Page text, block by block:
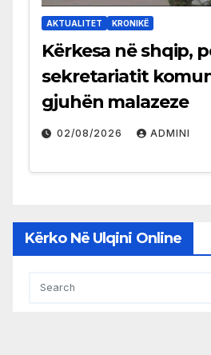
AKTUALITET KRONIKË
Kërkesa në shqip,
sekretariatit
gjuhën malazeze
02/08/2026 ADMINI
Kërko Në Ulqini Online